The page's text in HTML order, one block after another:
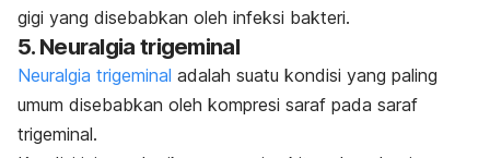
gigi yang disebabkan oleh infeksi bakteri.
5. Neuralgia trigeminal
Neuralgia trigeminal adalah suatu kondisi yang paling
umum disebabkan oleh kompresi saraf pada saraf
trigeminal.